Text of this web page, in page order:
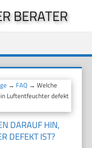
BERATER
→ FAQ → Welche
Luftentfeuchter defekt
DARAUF HIN,
DEFEKT IST?